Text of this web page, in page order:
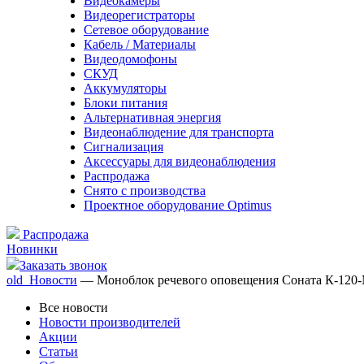
Видеорегистраторы
Сетевое оборудование
Кабель / Материалы
Видеодомофоны
СКУД
Аккумуляторы
Блоки питания
Альтернативная энергия
Видеонаблюдение для транспорта
Сигнализация
Аксессуары для видеонаблюдения
Распродажа
Снято с производства
Проектное оборудование Optimus
Распродажа
Новинки
Заказать звонок
old_Новости — Моноблок речевого оповещения Соната К-
Все новости
Новости производителей
Акции
Статьи